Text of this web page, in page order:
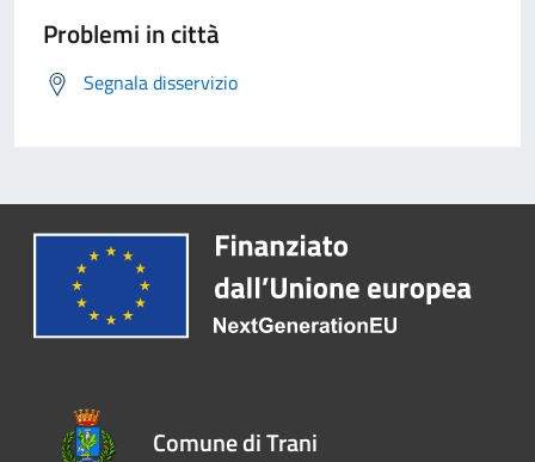
Problemi in città
Segnala disservizio
Comune di Trani